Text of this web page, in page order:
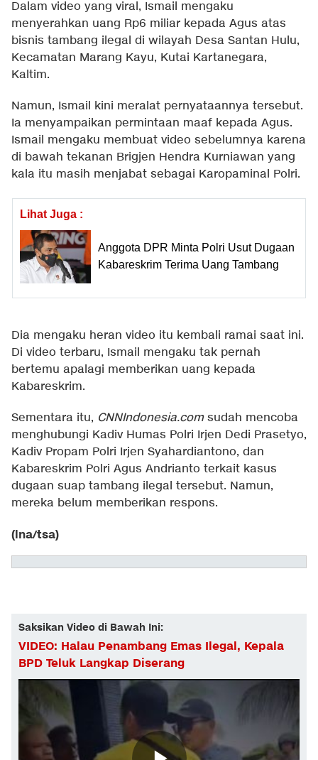
Dalam video yang viral, Ismail mengaku
menyerahkan uang Rp6 miliar kepada Agus atas
bisnis tambang ilegal di wilayah Desa Santan Hulu,
Kecamatan Marang Kayu, Kutai Kartanegara,
Kaltim.
Namun, Ismail kini meralat pernyataannya tersebut.
Ia menyampaikan permintaan maaf kepada Agus.
Ismail mengaku membuat video sebelumnya karena
di bawah tekanan Brigjen Hendra Kurniawan yang
kala itu masih menjabat sebagai Karopaminal Polri.
Lihat Juga :
Anggota DPR Minta Polri Usut Dugaan
Kabareskrim Terima Uang Tambang
Dia mengaku heran video itu kembali ramai saat ini.
Di video terbaru, Ismail mengaku tak pernah
bertemu apalagi memberikan uang kepada
Kabareskrim.
Sementara itu, CNNIndonesia.comsudah mencoba
menghubungi Kadiv Humas Polri Irjen Dedi Prasetyo,
Kadiv Propam Polri Irjen Syahardiantono, dan
Kabareskrim Polri Agus Andrianto terkait kasus
dugaan suap tambang ilegal tersebut. Namun,
mereka belum memberikan respons.
(lna/tsa)
Saksikan Video di Bawah Ini:
VIDEO: Halau Penambang Emas Ilegal, Kepala
BPD Teluk Langkap Diserang